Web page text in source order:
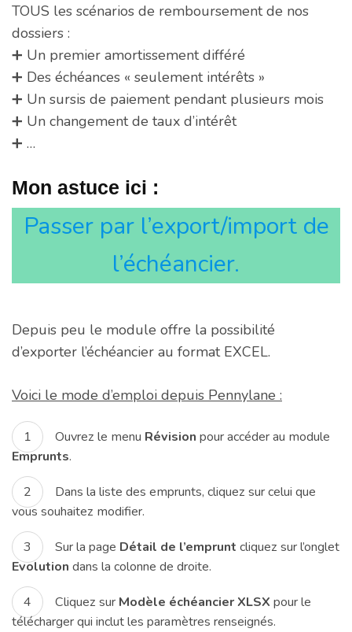
TOUS les scénarios de remboursement de nos
dossiers :
➕ Un premier amortissement différé
➕ Des échéances « seulement intérêts »
➕ Un sursis de paiement pendant plusieurs mois
➕ Un changement de taux d’intérêt
➕ …
Mon astuce ici :
Passer par l’export/import de
l’échéancier.
Depuis peu le module offre la possibilité
d’exporter l’échéancier au format EXCEL.
Voici le mode d’emploi depuis Pennylane :
Ouvrez le menu Révision pour accéder au module
Emprunts.
Dans la liste des emprunts, cliquez sur celui que
vous souhaitez modifier.
Sur la page Détail de l’emprunt cliquez sur l’onglet
Evolution dans la colonne de droite.
Cliquez sur Modèle échéancier XLSX pour le
télécharger qui inclut les paramètres renseignés.